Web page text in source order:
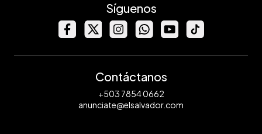
Síguenos
Contáctanos
+503 7854 0662
anunciate@elsalvador.com